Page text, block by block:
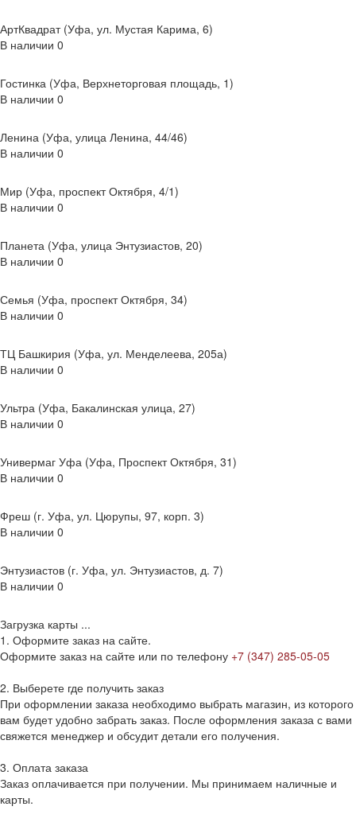
АртКвадрат (Уфа, ул. Мустая Карима, 6)
В наличии 0
Гостинка (Уфа, Верхнеторговая площадь, 1)
В наличии 0
Ленина (Уфа, улица Ленина, 44/46)
В наличии 0
Мир (Уфа, проспект Октября, 4/1)
В наличии 0
Планета (Уфа, улица Энтузиастов, 20)
В наличии 0
Семья (Уфа, проспект Октября, 34)
В наличии 0
ТЦ Башкирия (Уфа, ул. Менделеева, 205а)
В наличии 0
Ультра (Уфа, Бакалинская улица, 27)
В наличии 0
Универмаг Уфа (Уфа, Проспект Октября, 31)
В наличии 0
Фреш (г‌. Уфа, ул. Цюрупы, 97, корп. 3)
В наличии 0
Энтузиастов (г. Уфа, ул. Энтузиастов, д. 7)
В наличии 0
Загрузка карты ...
1. Оформите заказ на сайте.
Оформите заказ на сайте или по телефону +7 (347) 285-05-05
2. Выберете где получить заказ
При оформлении заказа необходимо выбрать магазин, из которого
вам будет удобно забрать заказ. После оформления заказа с вами
свяжется менеджер и обсудит детали его получения.
3. Оплата заказа
Заказ оплачивается при получении. Мы принимаем наличные и
карты.